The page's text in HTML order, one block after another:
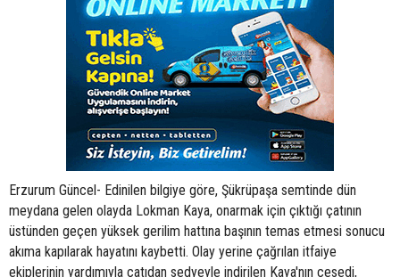
Erzurum Güncel- Edinilen bilgiye göre, Şükrüpaşa semtinde dün
meydana gelen olayda Lokman Kaya, onarmak için çıktığı çatının
üstünden geçen yüksek gerilim hattına başının temas etmesi sonucu
akıma kapılarak hayatını kaybetti. Olay yerine çağrılan itfaiye
ekiplerinin yardımıyla çatıdan sedyeyle indirilen Kaya'nın cesedi,